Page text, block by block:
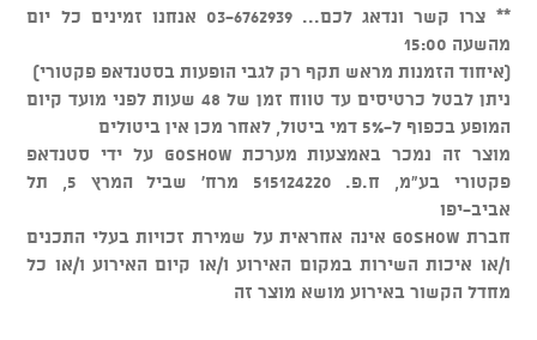
** צרו קשר ונדאג לכם... 03-6762939 אנחנו זמינים כל יום
מהשעה 15:00
(איחוד הזמנות מראש תקף רק לגבי הופעות בסטנדאפ פקטורי)
ניתן לבטל כרטיסים עד טווח זמן של 48 שעות לפני מועד קיום
המופע בכפוף ל-5% דמי ביטול, לאחר מכן אין ביטולים
מוצר זה נמכר באמצעות מערכת GOSHOW על ידי סטנדאפ
פקטורי בע"מ, ח.פ. 515124220 מרח' שביל המרץ 5, תל
אביב-יפו
חברת GOSHOW אינה אחראית על שמירת זכויות בעלי התכנים
ו/או איכות השירות במקום האירוע ו/או קיום האירוע ו/או כל
מחדל הקשור באירוע מושא מוצר זה